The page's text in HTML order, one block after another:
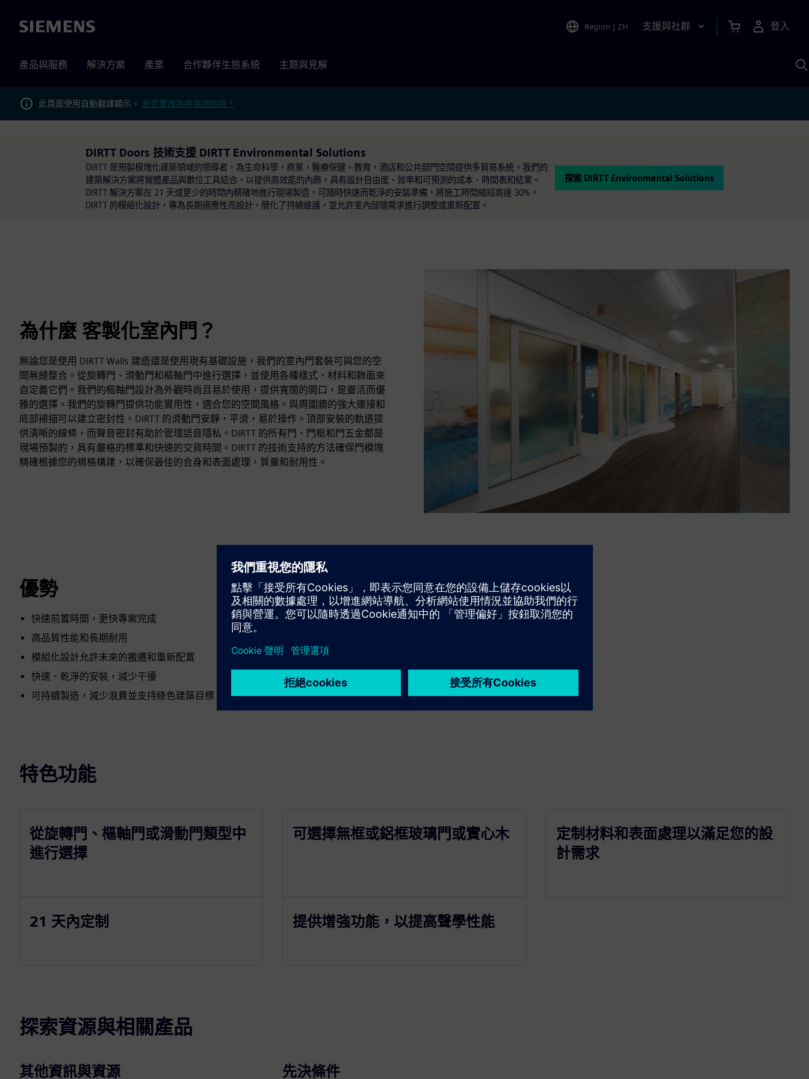
Siemens Region | ZH 支援與社群 登入
產品與服務 解決方案 產業 合作夥伴生態系統 主題與見解
此頁面使用自動翻譯顯示。 是否要改為用英語檢視？
DIRTT Doors 技術支援 DIRTT Environmental Solutions
DIRTT 是預製模塊化建築領域的領導者，為生命科學，商業，醫療保健，教育，酒店和公共部門空間提供多貿易系統。我們的
建築解決方案將實體產品與數位工具結合，以提供高效能的內飾，具有設計自由度、效率和可預測的成本、時間表和結果。
DIRTT 解決方案在 21 天或更少的時間內精確地進行現場製造，可隨時快速而乾淨的安裝準備，將施工時間縮短高達 30%。
DIRTT 的模組化設計，專為長期適應性而設計，簡化了持續維護，並允許室內部隨需求進行調整或重新配置。
探索 DIRTT Environmental Solutions
為什麼 客製化室內門？
無論您是使用 DIRTT Walls 建造還是使用現有基礎設施，我們的室內門套裝可與您的空
間無縫整合。從旋轉門、滑動門和樞軸門中進行選擇，並使用各種樣式、材料和飾面來
自定義它們。我們的樞軸門設計為外觀時尚且易於使用，提供寬闊的開口，是靈活而優
雅的選擇。我們的旋轉門提供功能實用性，適合您的空間風格。與周圍牆的強大連接和
底部掃描可以建立密封性。DIRTT 的滑動門安靜，平滑，易於操作。頂部安裝的軌道提
供清晰的線條，而聲音密封有助於管理語音隱私。DIRTT 的所有門、門框和門五金都是
現場預製的，具有嚴格的標準和快速的交貨時間。DIRTT 的技術支持的方法確保門模塊
精確根據您的規格構建，以確保最佳的合身和表面處理，質量和耐用性。
優勢
快速前置時間，更快專案完成
高品質性能和長期耐用
模組化設計允許未來的搬遷和重新配置
快速、乾淨的安裝，減少干擾
可持續製造，減少浪費並支持綠色建築目標
特色功能
從旋轉門、樞軸門或滑動門類型中
進行選擇
可選擇無框或鋁框玻璃門或實心木
定制材料和表面處理以滿足您的設
計需求
21 天內定制 提供增強功能，以提高聲學性能
探索資源與相關產品
其他資訊與資源 先決條件